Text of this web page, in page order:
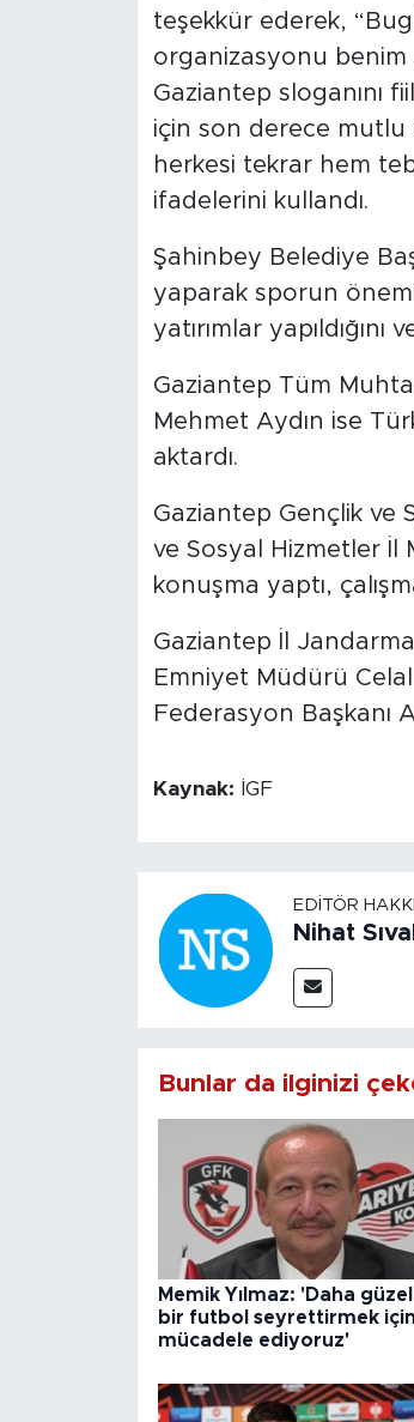
teşekkür ederek,
organizasyonu benim
Gaziantep sloganını
için son derece mutlu
herkesi tekrar hem
ifadelerini kullandı.
Şahinbey Belediye
yaparak sporun
yatırımlar yapıldığını
Gaziantep Tüm
Mehmet Aydın ise
aktardı.
Gaziantep Gençlik ve
ve Sosyal Hizmetler İl
konuşma yaptı,
Gaziantep İl
Emniyet Müdürü
Federasyon Başkanı
Kaynak: İGF
EDITÖR
Nihat
Bunlar da ilginizi
Memik Yılmaz: 'Daha güzel
bir futbol seyrettirmek için
mücadele ediyoruz'